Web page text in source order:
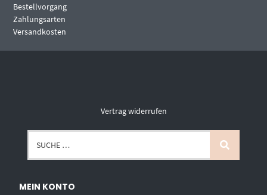
Bestellvorgang
Zahlungsarten
Versandkosten
Vertrag widerrufen
MEIN KONTO